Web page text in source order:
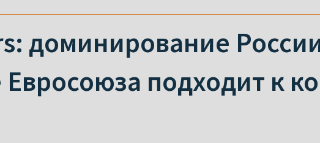
доминирование
подходит к